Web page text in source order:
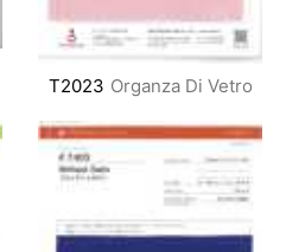
T2023 Organza Di Vetro